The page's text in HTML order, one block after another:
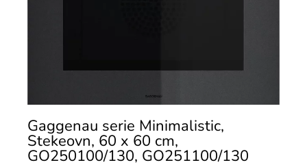
Gaggenau serie Minimalistic,
Stekeovn, 60 x 60 cm,
GO250100/130, GO251100/130